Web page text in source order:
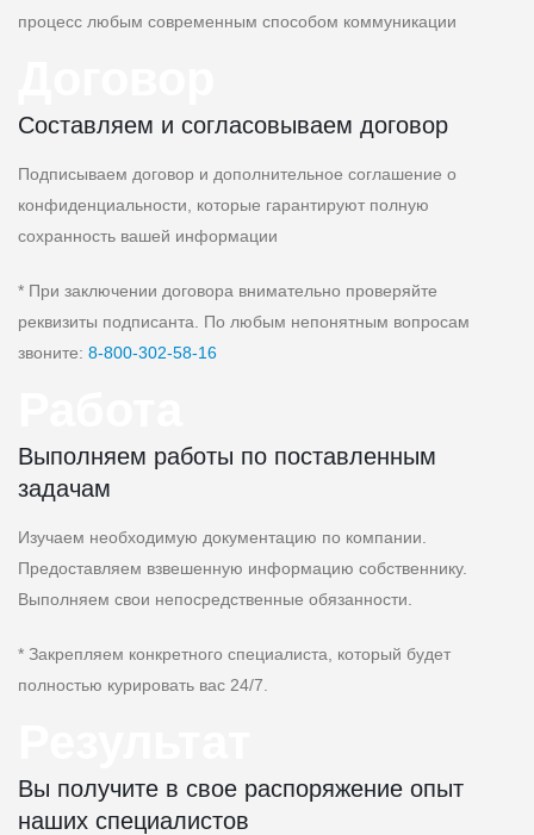
процесс любым современным способом коммуникации
Составляем и согласовываем договор
Подписываем договор и дополнительное соглашение о
конфиденциальности, которые гарантируют полную
сохранность вашей информации
* При заключении договора внимательно проверяйте
реквизиты подписанта. По любым непонятным вопросам
звоните: 8‑800‑302‑58‑16
Выполняем работы по поставленным
задачам
Изучаем необходимую документацию по компании.
Предоставляем взвешенную информацию собственнику.
Выполняем свои непосредственные обязанности.
* Закрепляем конкретного специалиста, который будет
полностью курировать вас 24/7.
Вы получите в свое распоряжение опыт
наших специалистов